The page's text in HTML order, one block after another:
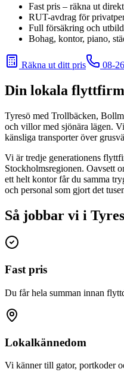
Fast pris – räkna ut
RUT-avdrag för
Full försäkring och
Bohag, kontor, piano,
Räkna ut ditt pris 08-
Din lokala
Tyresö med Trollbäcken,
och villor med sjönära lägen.
känsliga transporter över
Vi är tredje generationens
Stockholmsregionen. Oavsett
ett helt kontor får du samma
och personal som gjort det
Så jobbar vi i
Fast pris
Du får hela summan innan
Lokalkännedom
Vi känner till gator, portkoder